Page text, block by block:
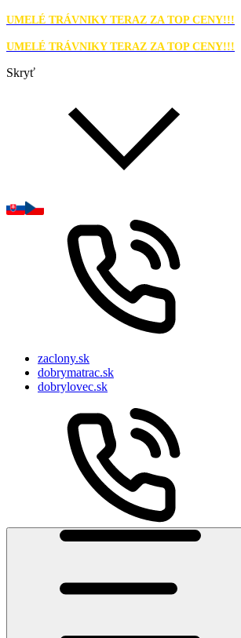
UMELÉ TRÁVNIKY TERAZ ZA TOP CENY!!!
UMELÉ TRÁVNIKY TERAZ ZA TOP CENY!!!
Skryť
zaclony.sk
dobrymatrac.sk
dobrylovec.sk